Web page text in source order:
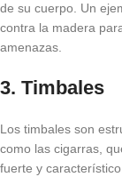
de su cuerpo. Un
contra la madera
amenazas.
3. Timbales
Los timbales son
como las cigarras,
fuerte y